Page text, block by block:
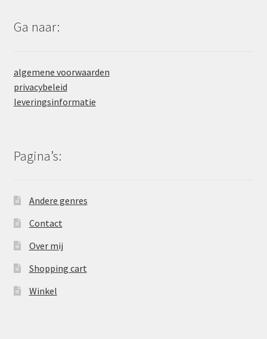
Ga naar:
algemene voorwaarden
privacybeleid
leveringsinformatie
Pagina’s:
Andere genres
Contact
Over mij
Shopping cart
Winkel